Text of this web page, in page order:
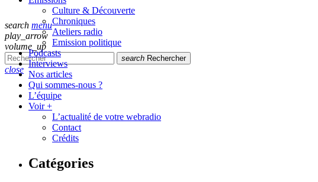
search menu
play_arrow
volume_up
search Rechercher
close
Culture & Découverte
Chroniques
Ateliers radio
Emission politique
Podcasts
Interviews
Nos articles
Qui sommes-nous ?
L’équipe
Voir +
L’actualité de votre webradio
Contact
Crédits
Catégories